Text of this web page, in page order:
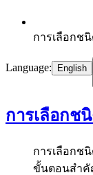
การเลือกช
Language:
English
การเลือกช
การเลือกช
ขั้นตอนสำคั